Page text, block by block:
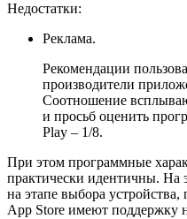
Недостатки:
Реклама.
Рекомендации
производители
Соотношение
и просьб оценить
Play – 1/8.
При этом программные
практически идентичны. На
на этапе выбора
App Store имеют поддержку